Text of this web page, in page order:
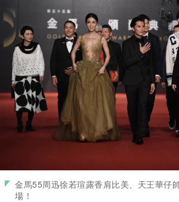
金馬55周迅徐若瑄露香肩比美、天王華仔
場！